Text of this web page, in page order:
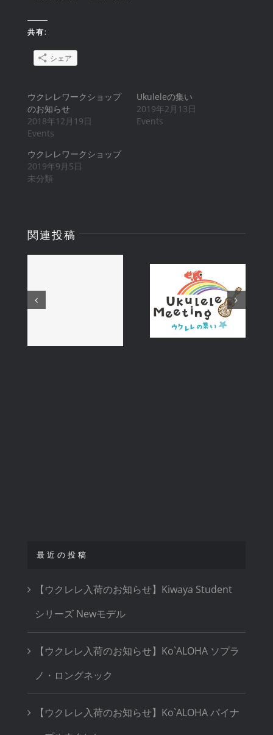
共有:
シェア
ウクレレワークショップ
のお知らせ
2018年12月19日
Events
Ukuleleの集い
2019年2月13日
Events
ウクレレワークショップ
2019年9月5日
未分類
関連投稿
生応援キャン
Ukulele
Meeting
2026
最近の投稿
【ウクレレ入荷のお知らせ】Kiwaya Student
シリーズ Newモデル
【ウクレレ入荷のお知らせ】Ko`ALOHA ソプラ
ノ・ロングネック
【ウクレレ入荷のお知らせ】Ko`ALOHA パイナ